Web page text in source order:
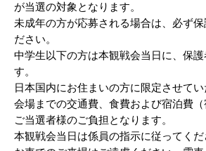
が当選の対象となります。
未成年の方が応募される場合は、必ず保
ださい。
中学生以下の方は本観戦会当日に、保
す。
日本国内にお住まいの方に限定させてい
会場までの交通費、食費および宿泊費
ご当選者様のご負担となります。
本観戦会当日は係員の指示に従ってくだ